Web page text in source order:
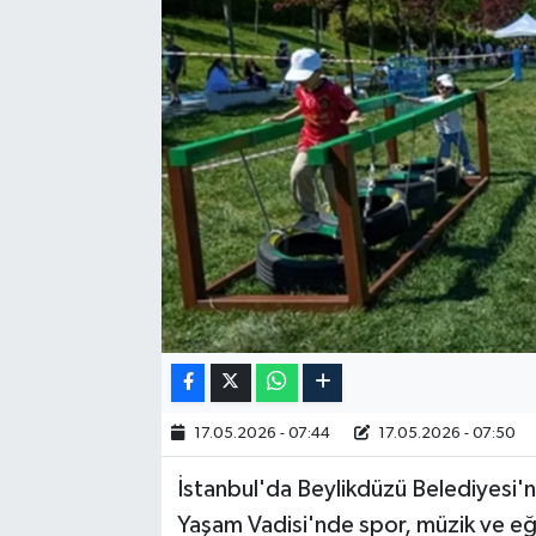
17.05.2026 - 07:44 17.05.2026 - 07:50
İstanbul'da Beylikdüzü
Yaşam Vadisi'nde spor, müzik ve
RESMİ İLAN